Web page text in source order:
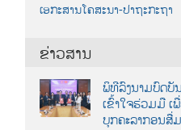
ເອກະສານໂຄສະນາ-ປາຖະກະຖາ
ຂ່າວສານ
ພິທີລົງນາມບົດບັ
ເຂົ້າໃຈຮ່ວມມື ເ
ບຸກຄະລາກອນສື່